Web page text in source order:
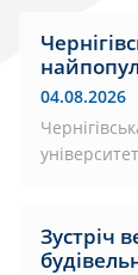
04.08.2026
Зустріч